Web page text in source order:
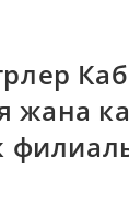
жана